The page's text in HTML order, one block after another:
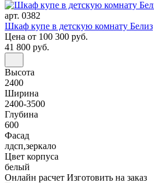
арт. 0382
Шкаф купе в детскую комнату Белиз
Цена от 100 300 руб.
41 800 руб.
Высота
2400
Ширина
2400-3500
Глубина
600
Фасад
лдсп,зеркало
Цвет корпуса
белый
Онлайн расчет Изготовить на заказ